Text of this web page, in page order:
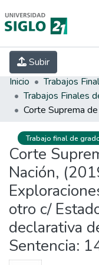
Subir
INICIO EBOOK21
INVESTIGACIÓN
Inicio
Trabajos Finales
Trabajo final de
Corte
Nación,
otro c/
declarativa
Sentencia: